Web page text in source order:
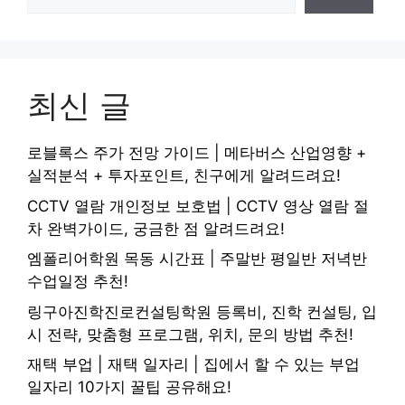
최신 글
로블록스 주가 전망 가이드 | 메타버스 산업영향 +
실적분석 + 투자포인트, 친구에게 알려드려요!
CCTV 열람 개인정보 보호법 | CCTV 영상 열람 절
차 완벽가이드, 궁금한 점 알려드려요!
엠폴리어학원 목동 시간표 | 주말반 평일반 저녁반
수업일정 추천!
링구아진학진로컨설팅학원 등록비, 진학 컨설팅, 입
시 전략, 맞춤형 프로그램, 위치, 문의 방법 추천!
재택 부업 | 재택 일자리 | 집에서 할 수 있는 부업
일자리 10가지 꿀팁 공유해요!